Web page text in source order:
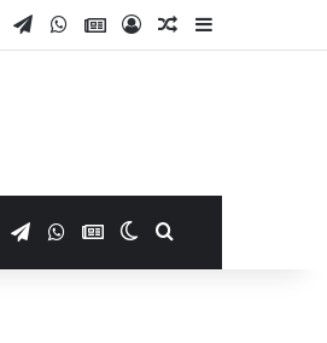
TelegramWhatsApp
Google Noticias
AccesoPublicación al
Barra lateral
Telegram
WhatsApp
Google Noticias
Switch skin